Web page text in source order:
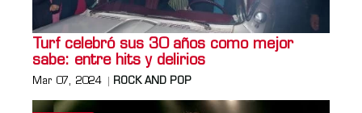
Turf celebró sus 30 años como mejor
sabe: entre hits y delirios
Mar 07, 2024 ROCK AND POP